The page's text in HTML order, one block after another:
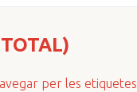
per les etiquetes